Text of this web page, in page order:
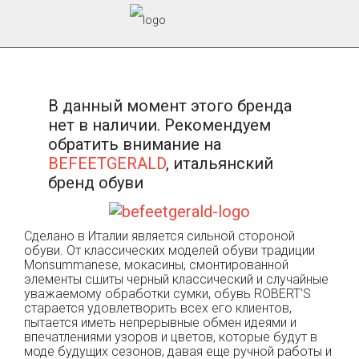
В данный момент этого бренда
нет в наличии. Рекомендуем
обратить внимание на
BEFEETGERALD, итальянский
бренд обуви
Сделано в Италии является сильной стороной
обуви. От классических моделей обуви традиции
Monsummanese, мокасины, смонтированной
элементы сшиты черный классический и случайные
уважаемому обработки сумки, обувь ROBERT'S
старается удовлетворить всех его клиентов,
пытается иметь непрерывные обмен идеями и
впечатлениями узоров и цветов, которые будут в
моде будущих сезонов, давая еще ручной работы и